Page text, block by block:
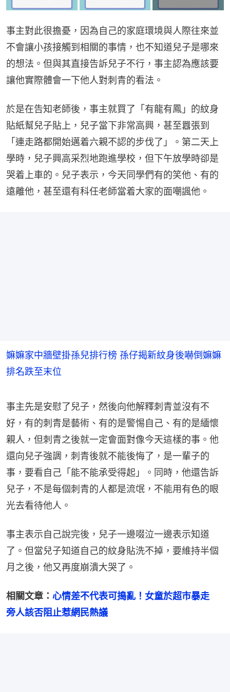
事主對此很擔憂，因為自己的家庭環境與人際往來並
不會讓小孩接觸到相關的事情，也不知道兒子是哪來
的想法。但與其直接告訴兒子不行，事主認為應該要
讓他實際體會一下他人對刺青的看法。
於是在告知老師後，事主就買了「有龍有鳳」的紋身
貼紙幫兒子貼上，兒子當下非常高興，甚至囂張到
「連走路都開始邁着六親不認的步伐了」。第二天上
學時，兒子興高采烈地跑進學校，但下午放學時卻是
哭着上車的。兒子表示，今天同學們有的笑他、有的
遠離他，甚至還有科任老師當着大家的面嘲諷他。
嫲嫲家中牆壁掛孫兒排行榜 孫仔揭新紋身後嚇倒嫲嫲
排名跌至末位
事主先是安慰了兒子，然後向他解釋刺青並沒有不
好，有的刺青是藝術、有的是警惕自己、有的是緬懷
親人，但刺青之後就一定會面對像今天這樣的事。他
還向兒子強調，刺青後就不能後悔了，是一輩子的
事，要看自己「能不能承受得起」。同時，他還告訴
兒子，不是每個刺青的人都是流氓，不能用有色的眼
光去看待他人。
事主表示自己說完後，兒子一邊啜泣一邊表示知道
了。但當兒子知道自己的紋身貼洗不掉，要維持半個
月之後，他又再度崩潰大哭了。
相關文章： 心情差不代表可搗亂！女童於超市暴走
旁人該否阻止惹網民熱議